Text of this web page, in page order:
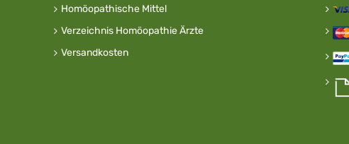
Homöopathische Mittel
Verzeichnis Homöopathie Ärzte
Versandkosten